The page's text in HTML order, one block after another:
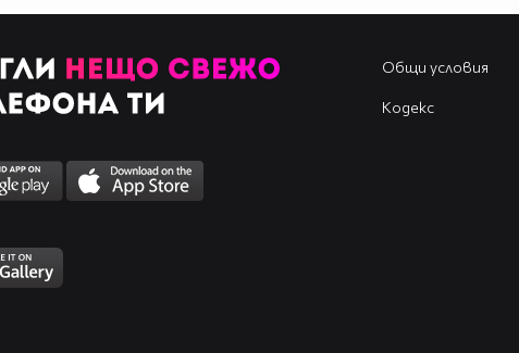
Общи условия
Кодекс